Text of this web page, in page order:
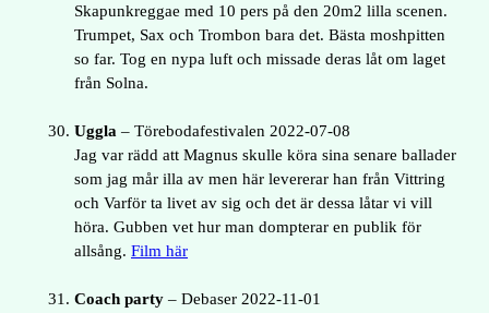
Skapunkreggae med 10 pers på den 20m2 lilla scenen.
Trumpet, Sax och Trombon bara det. Bästa moshpitten
so far. Tog en nypa luft och missade deras låt om laget
från Solna.
Uggla – Törebodafestivalen 2022-07-08
Jag var rädd att Magnus skulle köra sina senare ballader
som jag mår illa av men här levererar han från Vittring
och Varför ta livet av sig och det är dessa låtar vi vill
höra. Gubben vet hur man dompterar en publik för
allsång. Film här
Coach party – Debaser 2022-11-01